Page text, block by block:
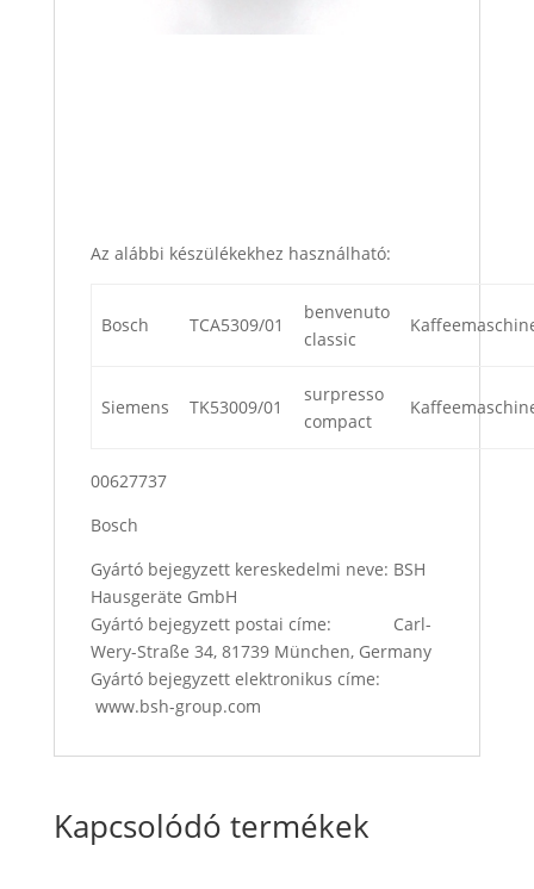
Az alábbi készülékekhez használható:
Bosch TCA5309/01
benvenuto
classic
Siemens TK53009/01
surpresso
compact
00627737
Bosch
Gyártó bejegyzett kereskedelmi neve: BSH
Hausgeräte GmbH
Gyártó bejegyzett postai címe: Carl-
Wery-Straße 34, 81739 München, Germany
Gyártó bejegyzett elektronikus címe:
www.bsh-group.com
Kapcsolódó termékek